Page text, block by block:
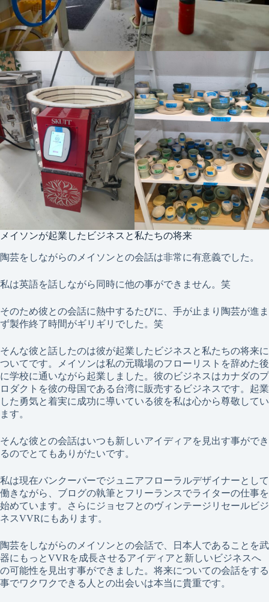
メイソンが起業したビジネスと私たちの将来
陶芸をしながらのメイソンとの会話は非常に有意義でした。
私は英語を話しながら同時に他の事ができません。笑
そのため彼との会話に熱中するたびに、手が止まり陶芸が進ま
ず製作終了時間がギリギリでした。笑
そんな彼と話したのは彼が起業したビジネスと私たちの将来に
ついてです。メイソンは私の元職場のフローリストを辞めた後
に学校に通いながら起業しました。彼のビジネスはカナダのプ
ロダクトを彼の母国である台湾に販売するビジネスです。起業
した勇気と着実に成功に導いている彼を私は心から尊敬してい
ます。
そんな彼との会話はいつも新しいアイディアを見出す事ができ
るのでとてもありがたいです。
私は現在バンクーバーでジュニアフローラルデザイナーとして
働きながら、ブログの執筆とフリーランスでライターの仕事を
始めています。さらにジョセフとのヴィンテージリセールビジ
ネスVVRにもあります。
陶芸をしながらのメイソンとの会話で、日本人であることを武
器にもっとVVRを成長させるアイディアと新しいビジネスへ
の可能性を見出す事ができました。将来についての会話をする
事でワクワクできる人との出会いは本当に貴重です。